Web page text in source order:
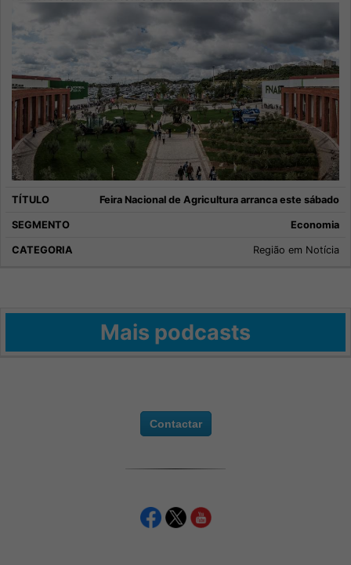
Feira Nacional de Agricultura arranca este sábado
Economia
Região em Notícia
Mais podcasts
Contactar